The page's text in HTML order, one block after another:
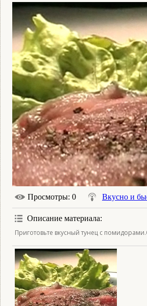
Просмотры: 0 Вкусно и
Описание материала:
Приготовьте вкусный тунец с